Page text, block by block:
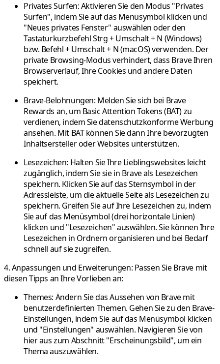
Privates Surfen:Aktivieren Sie den Modus "Privates
Surfen", indem Sie auf das Menüsymbol klicken und
"Neues privates Fenster" auswählen oder den
Tastaturkurzbefehl Strg + Umschalt + N (Windows)
bzw. Befehl + Umschalt + N (macOS) verwenden. Der
private Browsing-Modus verhindert, dass Brave Ihren
Browserverlauf, Ihre Cookies und andere Daten
speichert.
Brave-Belohnungen: Melden Sie sich bei Brave
Rewards an, um Basic Attention Tokens (BAT) zu
verdienen, indem Sie datenschutzkonforme Werbung
ansehen. Mit BAT können Sie dann Ihre bevorzugten
Inhaltsersteller oder Websites unterstützen.
Lesezeichen: Halten Sie Ihre Lieblingswebsites leicht
zugänglich, indem Sie sie in Brave als Lesezeichen
speichern. Klicken Sie auf das Sternsymbol in der
Adressleiste, um die aktuelle Seite als Lesezeichen zu
speichern. Greifen Sie auf Ihre Lesezeichen zu, indem
Sie auf das Menüsymbol (drei horizontale Linien)
klicken und "Lesezeichen" auswählen. Sie können Ihre
Lesezeichen in Ordnern organisieren und bei Bedarf
schnell auf sie zugreifen.
4. Anpassungen und Erweiterungen: Passen Sie Brave mit
diesen Tipps an Ihre Vorlieben an:
Themes: Ändern Sie das Aussehen von Brave mit
benutzerdefinierten Themen. Gehen Sie zu den Brave-
Einstellungen, indem Sie auf das Menüsymbol klicken
und "Einstellungen" auswählen. Navigieren Sie von
hier aus zum Abschnitt "Erscheinungsbild", um ein
Thema auszuwählen.